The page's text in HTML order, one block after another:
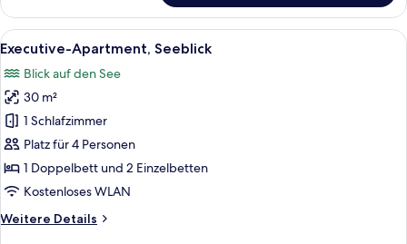
Zimmer
Alle
Fotos
für
Executive-
Apartment,
Seeblick
anzeigen
Ein Hotelzimmer mit Bett,
6
Executive-Apartment, Seeblick
Blick auf den See
30 m²
1 Schlafzimmer
Platz für 4 Personen
1 Doppelbett und 2 Einzelbetten
Kostenloses WLAN
Weitere Details
Weitere